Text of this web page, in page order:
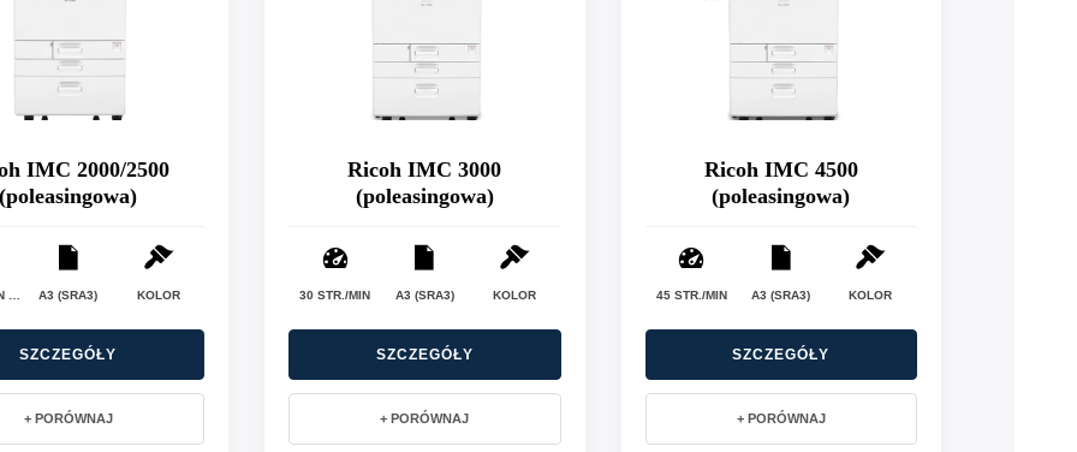
A3 (SRA3) KOLOR
IMC 2000/2500
(poleasingowa)
SZCZEGÓŁY
+ PORÓWNAJ
30 STR./MIN A3 (SRA3) KOLOR
Ricoh IMC 3000
(poleasingowa)
SZCZEGÓŁY
+ PORÓWNAJ
45 STR./MIN A3 (SRA3) KOLOR
Ricoh IMC 4500
(poleasingowa)
SZCZEGÓŁY
+ PORÓWNAJ